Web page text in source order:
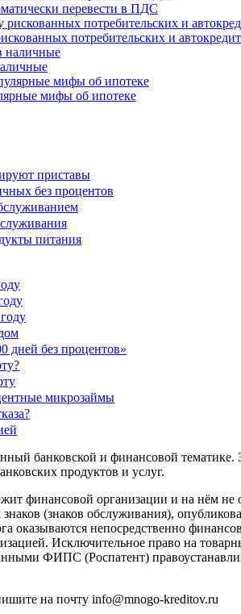
перевести в ПДС
потребительских и
мифы об ипотеке
приставы
без процентов
питания
дней без процентов»
микрозаймы
банковской и финансовой
продуктов и услуг.
финансовой организации и на нём не
знаков (знаков обслуживания),
оказываются непосредственно
Исключительное право на
ФИПС (Роспатент)
на почту info@mnogo-kreditov.ru